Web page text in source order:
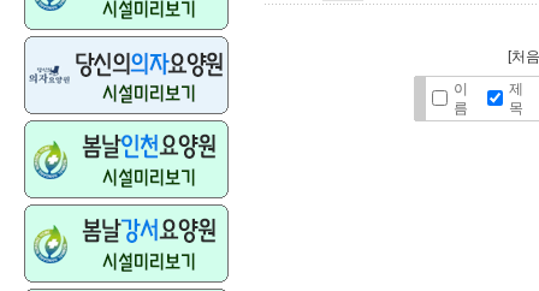
[처
이
름
제
목